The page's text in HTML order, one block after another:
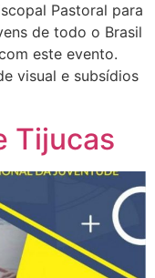
Pastoral para
de todo o Brasil
este evento.
visual e subsídios
Tijucas